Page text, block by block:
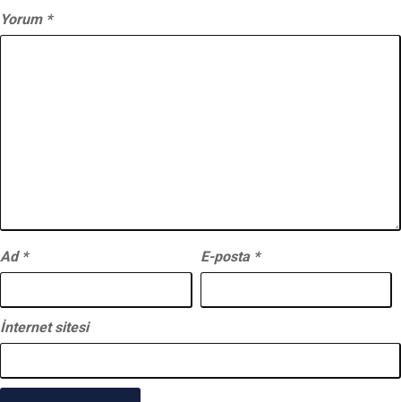
Yorum *
Ad * E-posta *
İnternet sitesi